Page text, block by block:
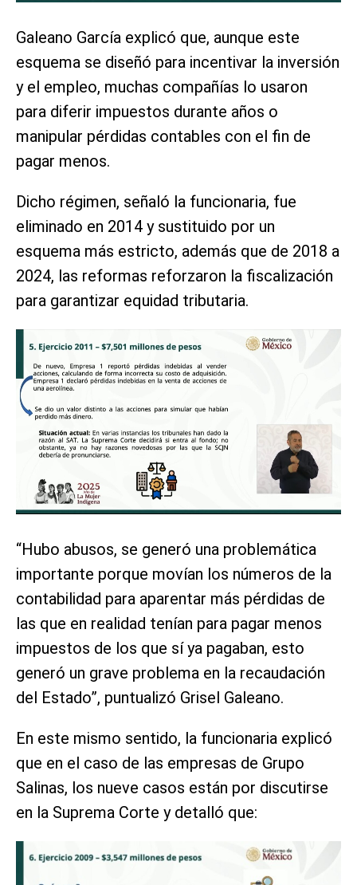
Galeano García explicó que, aunque este
esquema se diseñó para incentivar la inversión
y el empleo, muchas compañías lo usaron
para diferir impuestos durante años o
manipular pérdidas contables con el fin de
pagar menos.
Dicho régimen, señaló la funcionaria, fue
eliminado en 2014 y sustituido por un
esquema más estricto, además que de 2018 a
2024, las reformas reforzaron la fiscalización
para garantizar equidad tributaria.
“Hubo abusos, se generó una problemática
importante porque movían los números de la
contabilidad para aparentar más pérdidas de
las que en realidad tenían para pagar menos
impuestos de los que sí ya pagaban, esto
generó un grave problema en la recaudación
del Estado”, puntualizó Grisel Galeano.
En este mismo sentido, la funcionaria explicó
que en el caso de las empresas de Grupo
Salinas, los nueve casos están por discutirse
en la Suprema Corte y detalló que: